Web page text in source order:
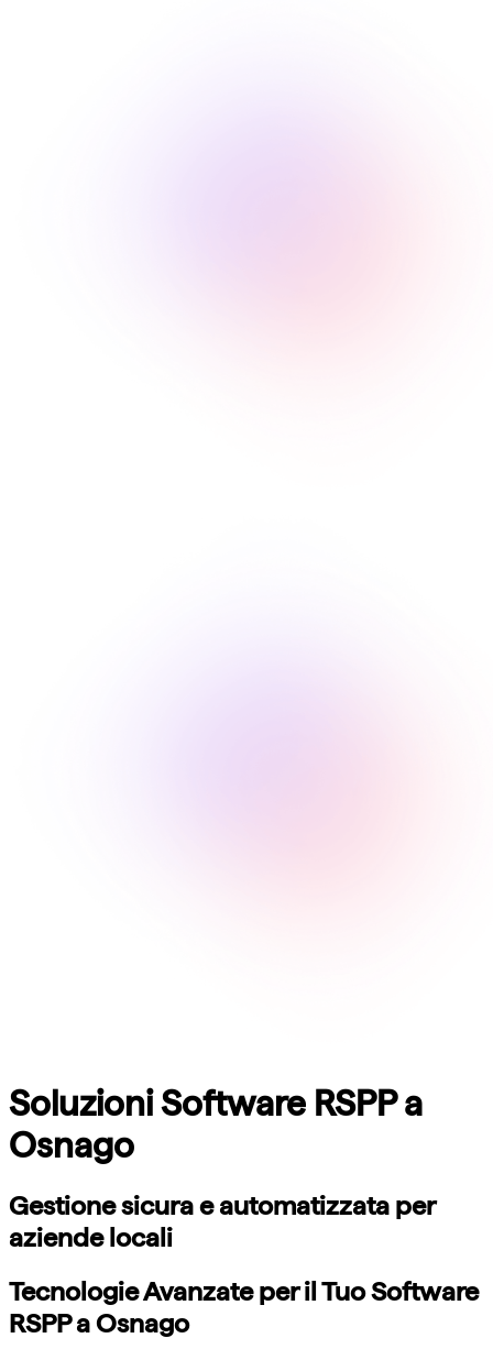
Soluzioni Software RSPP a
Osnago
Gestione sicura e automatizzata per
aziende locali
Tecnologie Avanzate per il Tuo Software
RSPP a Osnago